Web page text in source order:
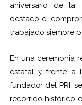
aniversario de
destacó el
trabajado siempre
En una ceremonia
estatal y frente a
fundador del PRI,
recorrido histórico